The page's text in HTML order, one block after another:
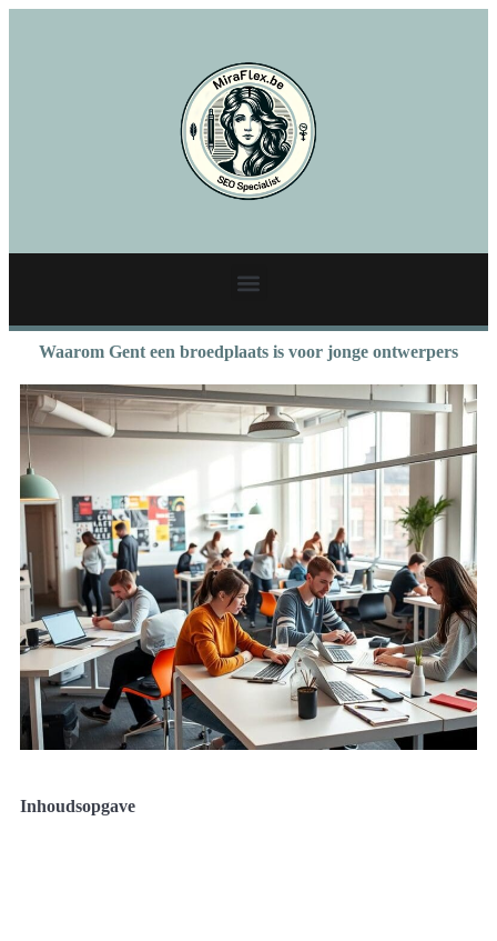
Waarom Gent een broedplaats is voor jonge ontwerpers
Inhoudsopgave